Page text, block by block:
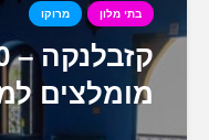
בתי מלון מרוקו
מומלצים